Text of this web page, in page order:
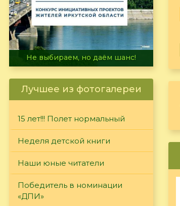
В огне не горит, в воде не тонет
Лучшее из фотогалереи
15 лет!!! Полет нормальный
Неделя детской книги
Наши юные читатели
Победитель в номинации
«ДПИ»